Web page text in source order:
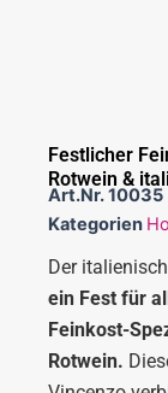
Festlicher
Rotwein &
Art.Nr.10035
Kategorien
Der
ein Fest für
Feinkost-
Rotwein.